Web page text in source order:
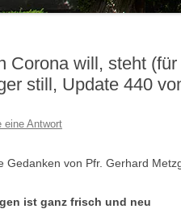
Corona will, steht
still, Update 440
eine Antwort
Gedanken von Pfr. Gerhard
ist ganz frisch und neu